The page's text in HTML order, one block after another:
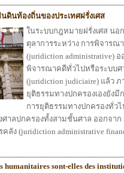
นดินท้องถิ่นของประเทศฝรั่งเศส
ในระบบกฎหมายฝรั่งเศส นอ
ตุลาการระหว่าง การพิจารณ
(juridiction administrative) อ
พิจารณาคดีทั่วไปหรือระบบศ
(juridiction judiciaire) แล้ว ภ
ยุติธรรมทางปกครองเองยังมี
การยุติธรรมทางปกครองทั่วไ
ศาลปกครองทั้งสามชั้นศาล ออกจาก
คลัง (juridiction administrative
humanitaires sont-elles des